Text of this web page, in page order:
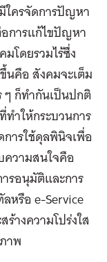
ครจัดการปัญหา
การแก้ไขปัญหา
โดยรวมไร้ซึ่ง
นคือ สังคมจะเต็ม
ๆ ก็ทำกันเป็นปกติ
ทำให้กระบวนการ
การใช้ดุลพินิจเพื่อ
ความสนใจคือ
รอนุมัติและการ
หรือ e-Service
างความโปร่งใส
าพ